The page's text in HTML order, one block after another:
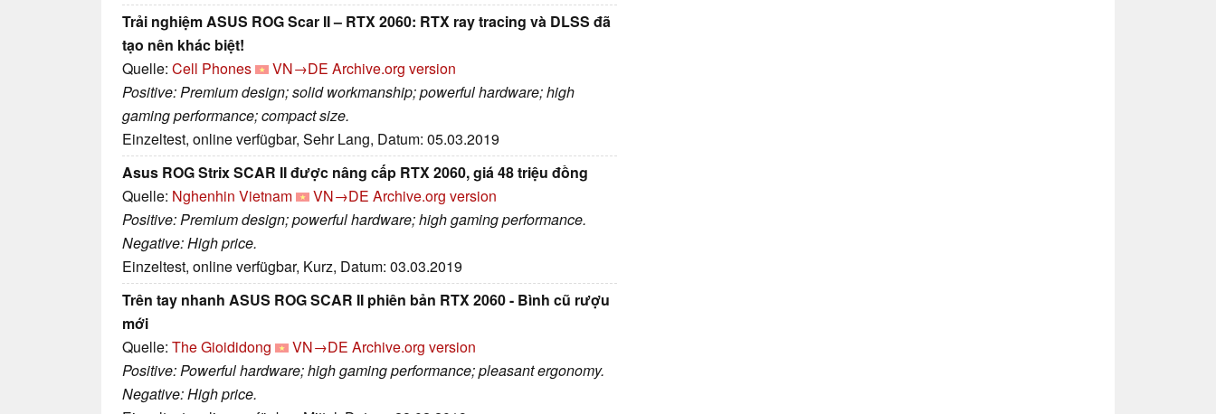
Trải nghiệm ASUS ROG Scar II – RTX 2060: RTX ray tracing và DLSS đã
tạo nên khác biệt!
Quelle: Cell Phones VN→DE Archive.org version
Positive: Premium design; solid workmanship; powerful hardware; high
gaming performance; compact size.
Einzeltest, online verfügbar, Sehr Lang, Datum: 05.03.2019
Asus ROG Strix SCAR II được nâng cấp RTX 2060, giá 48 triệu đồng
Quelle: Nghenhin Vietnam VN→DE Archive.org version
Positive: Premium design; powerful hardware; high gaming performance.
Negative: High price.
Einzeltest, online verfügbar, Kurz, Datum: 03.03.2019
Trên tay nhanh ASUS ROG SCAR II phiên bản RTX 2060 - Bình cũ rượu
mới
Quelle: The Gioididong VN→DE Archive.org version
Positive: Powerful hardware; high gaming performance; pleasant ergonomy.
Negative: High price.